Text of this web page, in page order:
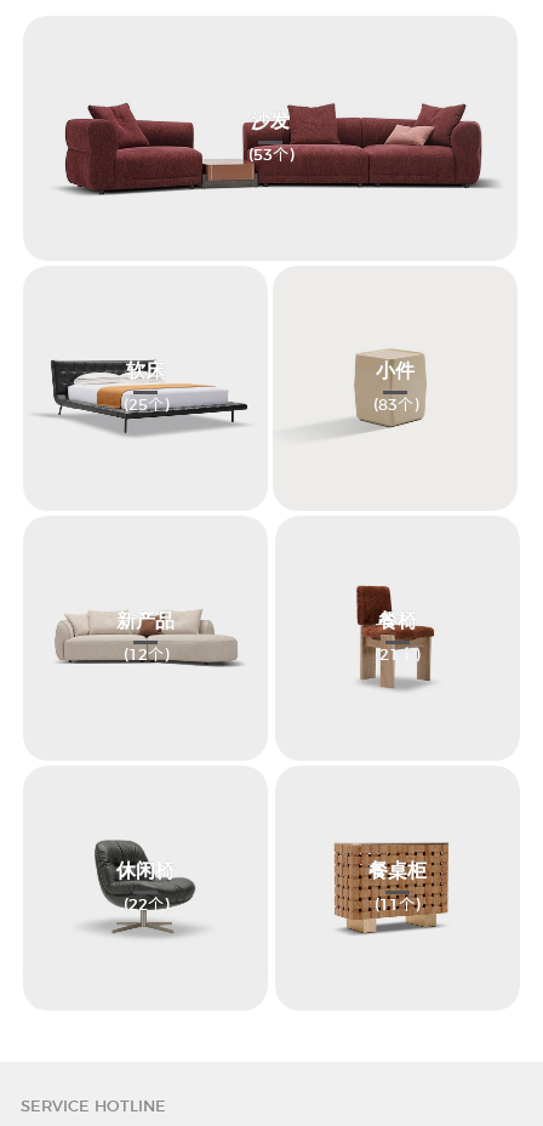
沙发
(53个)
软床
(25个)
小件
(83个)
新产品
(12个)
餐椅
(21 个 )
休闲椅
(22个)
餐桌柜
(11个)
SERVICE HOTLINE